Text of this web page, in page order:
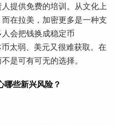
提供免费的培训。从文化上
在拉美，加密更多是一种支
会把钱换成稳定币
太弱、美元又很难获取。在
是可有可无的选择。
哪些新兴风险？